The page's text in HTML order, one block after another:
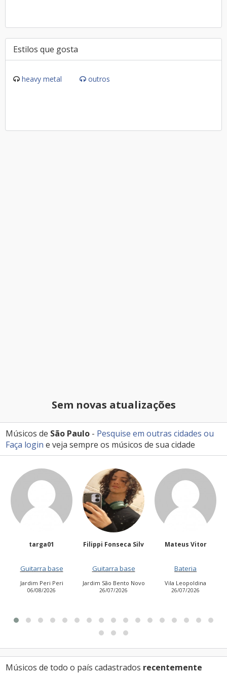
Estilos que gosta
heavy metal outros
Sem novas atualizações
Músicos de São Paulo - Pesquise em outras cidades ou
Faça login e veja sempre os músicos de sua cidade
Filippi Fonseca Silv
Guitarra base
Jardim São Bento Novo
26/07/2026
Mateus Vitor
Bateria
Vila Leopoldina
26/07/2026
Anailuj Avlis
Vocalista - Baixo
Jardim Aurora
Leste)
Músicos de todo o país cadastrados recentemente